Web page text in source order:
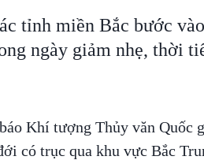
tỉnh miền Bắc bước
ngày giảm nhẹ, thời
Khí tượng Thủy văn Quốc
có trục qua khu vực Bắc